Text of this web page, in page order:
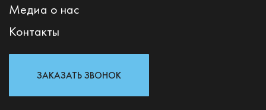
Медиа о нас
Контакты
ЗАКАЗАТЬ ЗВОНОК